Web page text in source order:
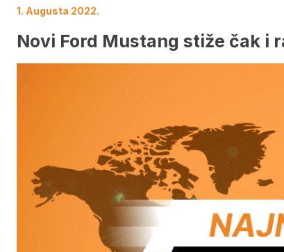
1. Augusta 2022.
Novi Ford Mustang stiže čak i